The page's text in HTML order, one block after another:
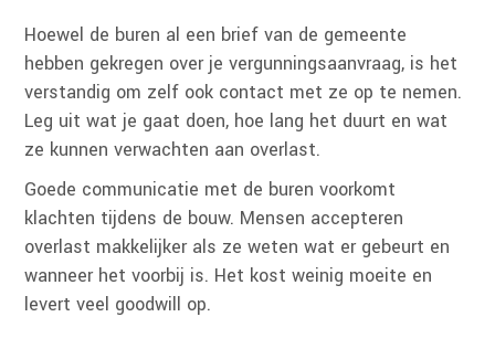
Hoewel de buren al een brief van de gemeente
hebben gekregen over je vergunningsaanvraag, is het
verstandig om zelf ook contact met ze op te nemen.
Leg uit wat je gaat doen, hoe lang het duurt en wat
ze kunnen verwachten aan overlast.
Goede communicatie met de buren voorkomt
klachten tijdens de bouw. Mensen accepteren
overlast makkelijker als ze weten wat er gebeurt en
wanneer het voorbij is. Het kost weinig moeite en
levert veel goodwill op.